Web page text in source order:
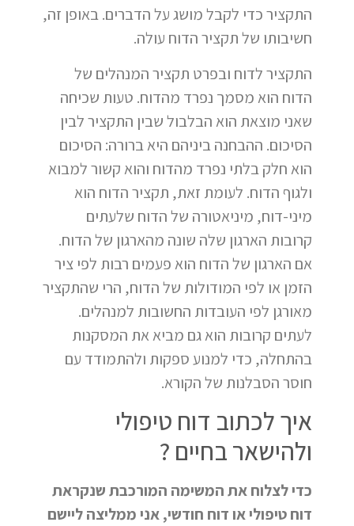
התקציר כדי לקבל מושג על הדברים. באופן זה,
חשיבותו של תקציר הדוח עולה.
התקציר לדוח ובפרט תקציר המנהלים של
הדוח הוא מסמך נפרד מהדוח. טעות שכיחה
שאני מוצאת הוא הבלבול שבין התקציר לבין
הסיכום. ההבחנה ביניהם היא ברורה: הסיכום
הוא חלק בלתי נפרד מהדוח והוא קשור למבוא
ולגוף הדוח. לעומת זאת, תקציר הדוח הוא
מיני-דוח, מיניאטורה של הדוח שלעתים
קרובות הארגון שלה שונה מהארגון של הדוח.
אם הארגון של הדוח הוא פעמים רבות לפי ציר
הזמן או לפי המודולות של הדוח, הרי שהתקציר
מאורגן לפי העובדות החשובות למנהלים.
לעתים קרובות הוא גם מביא את המסקנות
בהתחלה, כדי למנוע ספקות ולהתמודד עם
חוסר הסבלנות של הקורא.
איך לכתוב דוח טיפולי
ולהישאר בחיים ?
כדי לצלוח את המשימה המורכבת שנקראת
דוח טיפולי או דוח חודשי, אני ממליצה ליישם